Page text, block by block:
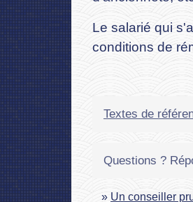
Le salarié qui
conditions de
Textes de
Questions ?
Un conseiller